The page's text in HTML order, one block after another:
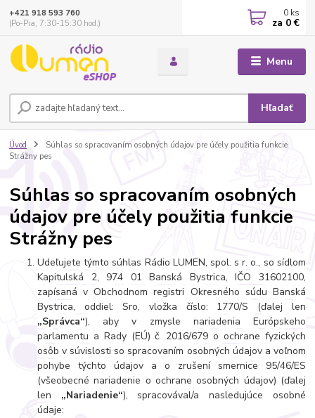
Menu
Hľadať
+421 918 593 760
(Po-Pia, 7:30-15:30 hod.)
0 ks
za 0 €
Úvod
Súhlas so spracovaním osobných údajov pre účely použitia funkcie
Strážny pes
Súhlas so spracovaním osobných
údajov pre účely použitia funkcie
Strážny pes
Udeľujete týmto súhlas Rádio LUMEN, spol. s r. o., so sídlom
Kapitulská 2, 974 01 Banská Bystrica, IČO 31602100,
zapísaná v Obchodnom registri Okresného súdu Banská
Bystrica, oddiel: Sro, vložka číslo: 1770/S (ďalej len
„Správca“), aby v zmysle nariadenia Európskeho
parlamentu a Rady (EÚ) č. 2016/679 o ochrane fyzických
osôb v súvislosti so spracovaním osobných údajov a voľnom
pohybe týchto údajov a o zrušení smernice 95/46/ES
(všeobecné nariadenie o ochrane osobných údajov) (ďalej
len „Nariadenie“), spracovával/a nasledujúce osobné
údaje: